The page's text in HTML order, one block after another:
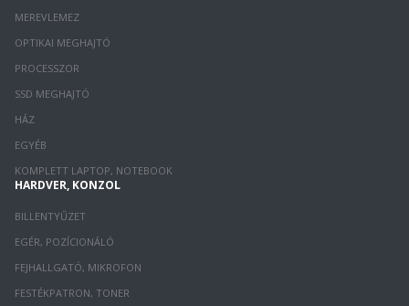
MEREVLEMEZ
OPTIKAI MEGHAJTÓ
PROCESSZOR
SSD MEGHAJTÓ
HÁZ
EGYÉB
KOMPLETT LAPTOP, NOTEBOOK
HARDVER, KONZOL
BILLENTYŰZET
EGÉR, POZÍCIONÁLÓ
FEJHALLGATÓ, MIKROFON
FESTÉKPATRON, TONER